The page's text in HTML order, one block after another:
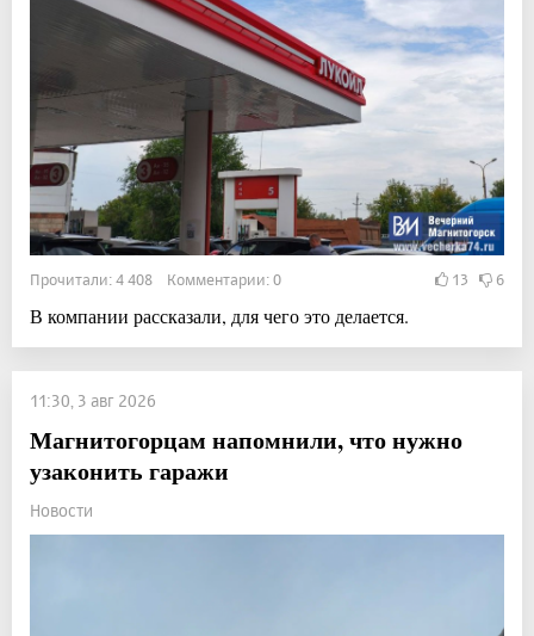
Прочитали: 4 408 Комментарии: 0 13 6
В компании рассказали, для чего это делается.
11:30, 3 авг 2026
Магнитогорцам напомнили, что нужно
узаконить гаражи
Новости